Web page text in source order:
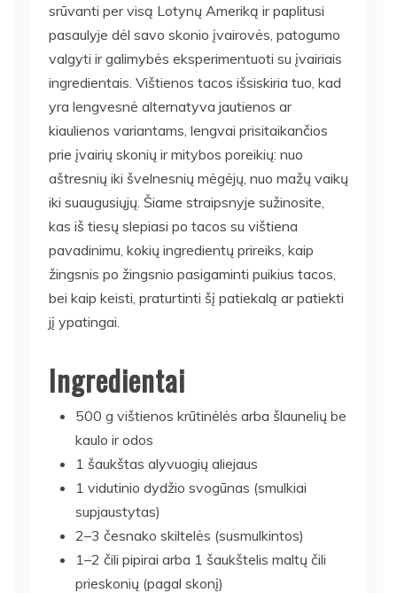
srūvanti per visą Lotynų Ameriką ir paplitusi
pasaulyje dėl savo skonio įvairovės, patogumo
valgyti ir galimybės eksperimentuoti su įvairiais
ingredientais. Vištienos tacos išsiskiria tuo, kad
yra lengvesnė alternatyva jautienos ar
kiaulienos variantams, lengvai prisitaikančios
prie įvairių skonių ir mitybos poreikių: nuo
aštresnių iki švelnesnių mėgėjų, nuo mažų vaikų
iki suaugusiųjų. Šiame straipsnyje sužinosite,
kas iš tiesų slepiasi po tacos su vištiena
pavadinimu, kokių ingredientų prireiks, kaip
žingsnis po žingsnio pasigaminti puikius tacos,
bei kaip keisti, praturtinti šį patiekalą ar patiekti
jį ypatingai.
Ingredientai
500 g vištienos krūtinėlės arba šlaunelių be
kaulo ir odos
1 šaukštas alyvuogių aliejaus
1 vidutinio dydžio svogūnas (smulkiai
supjaustytas)
2–3 česnako skiltelės (susmulkintos)
1–2 čili pipirai arba 1 šaukštelis maltų čili
prieskonių (pagal skonį)